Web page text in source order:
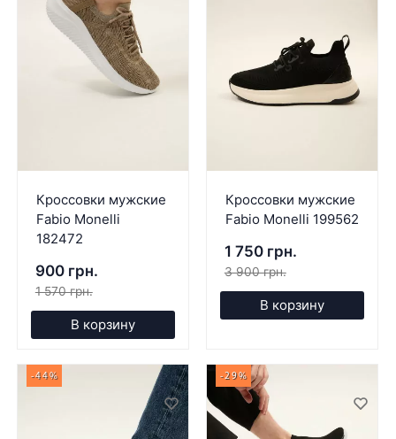
Кроссовки мужские
Fabio Monelli
182472
900 грн.
1 570 грн.
В корзину
Кроссовки мужские
Fabio Monelli 199562
1 750 грн.
3 900 грн.
В корзину
-44% -29%